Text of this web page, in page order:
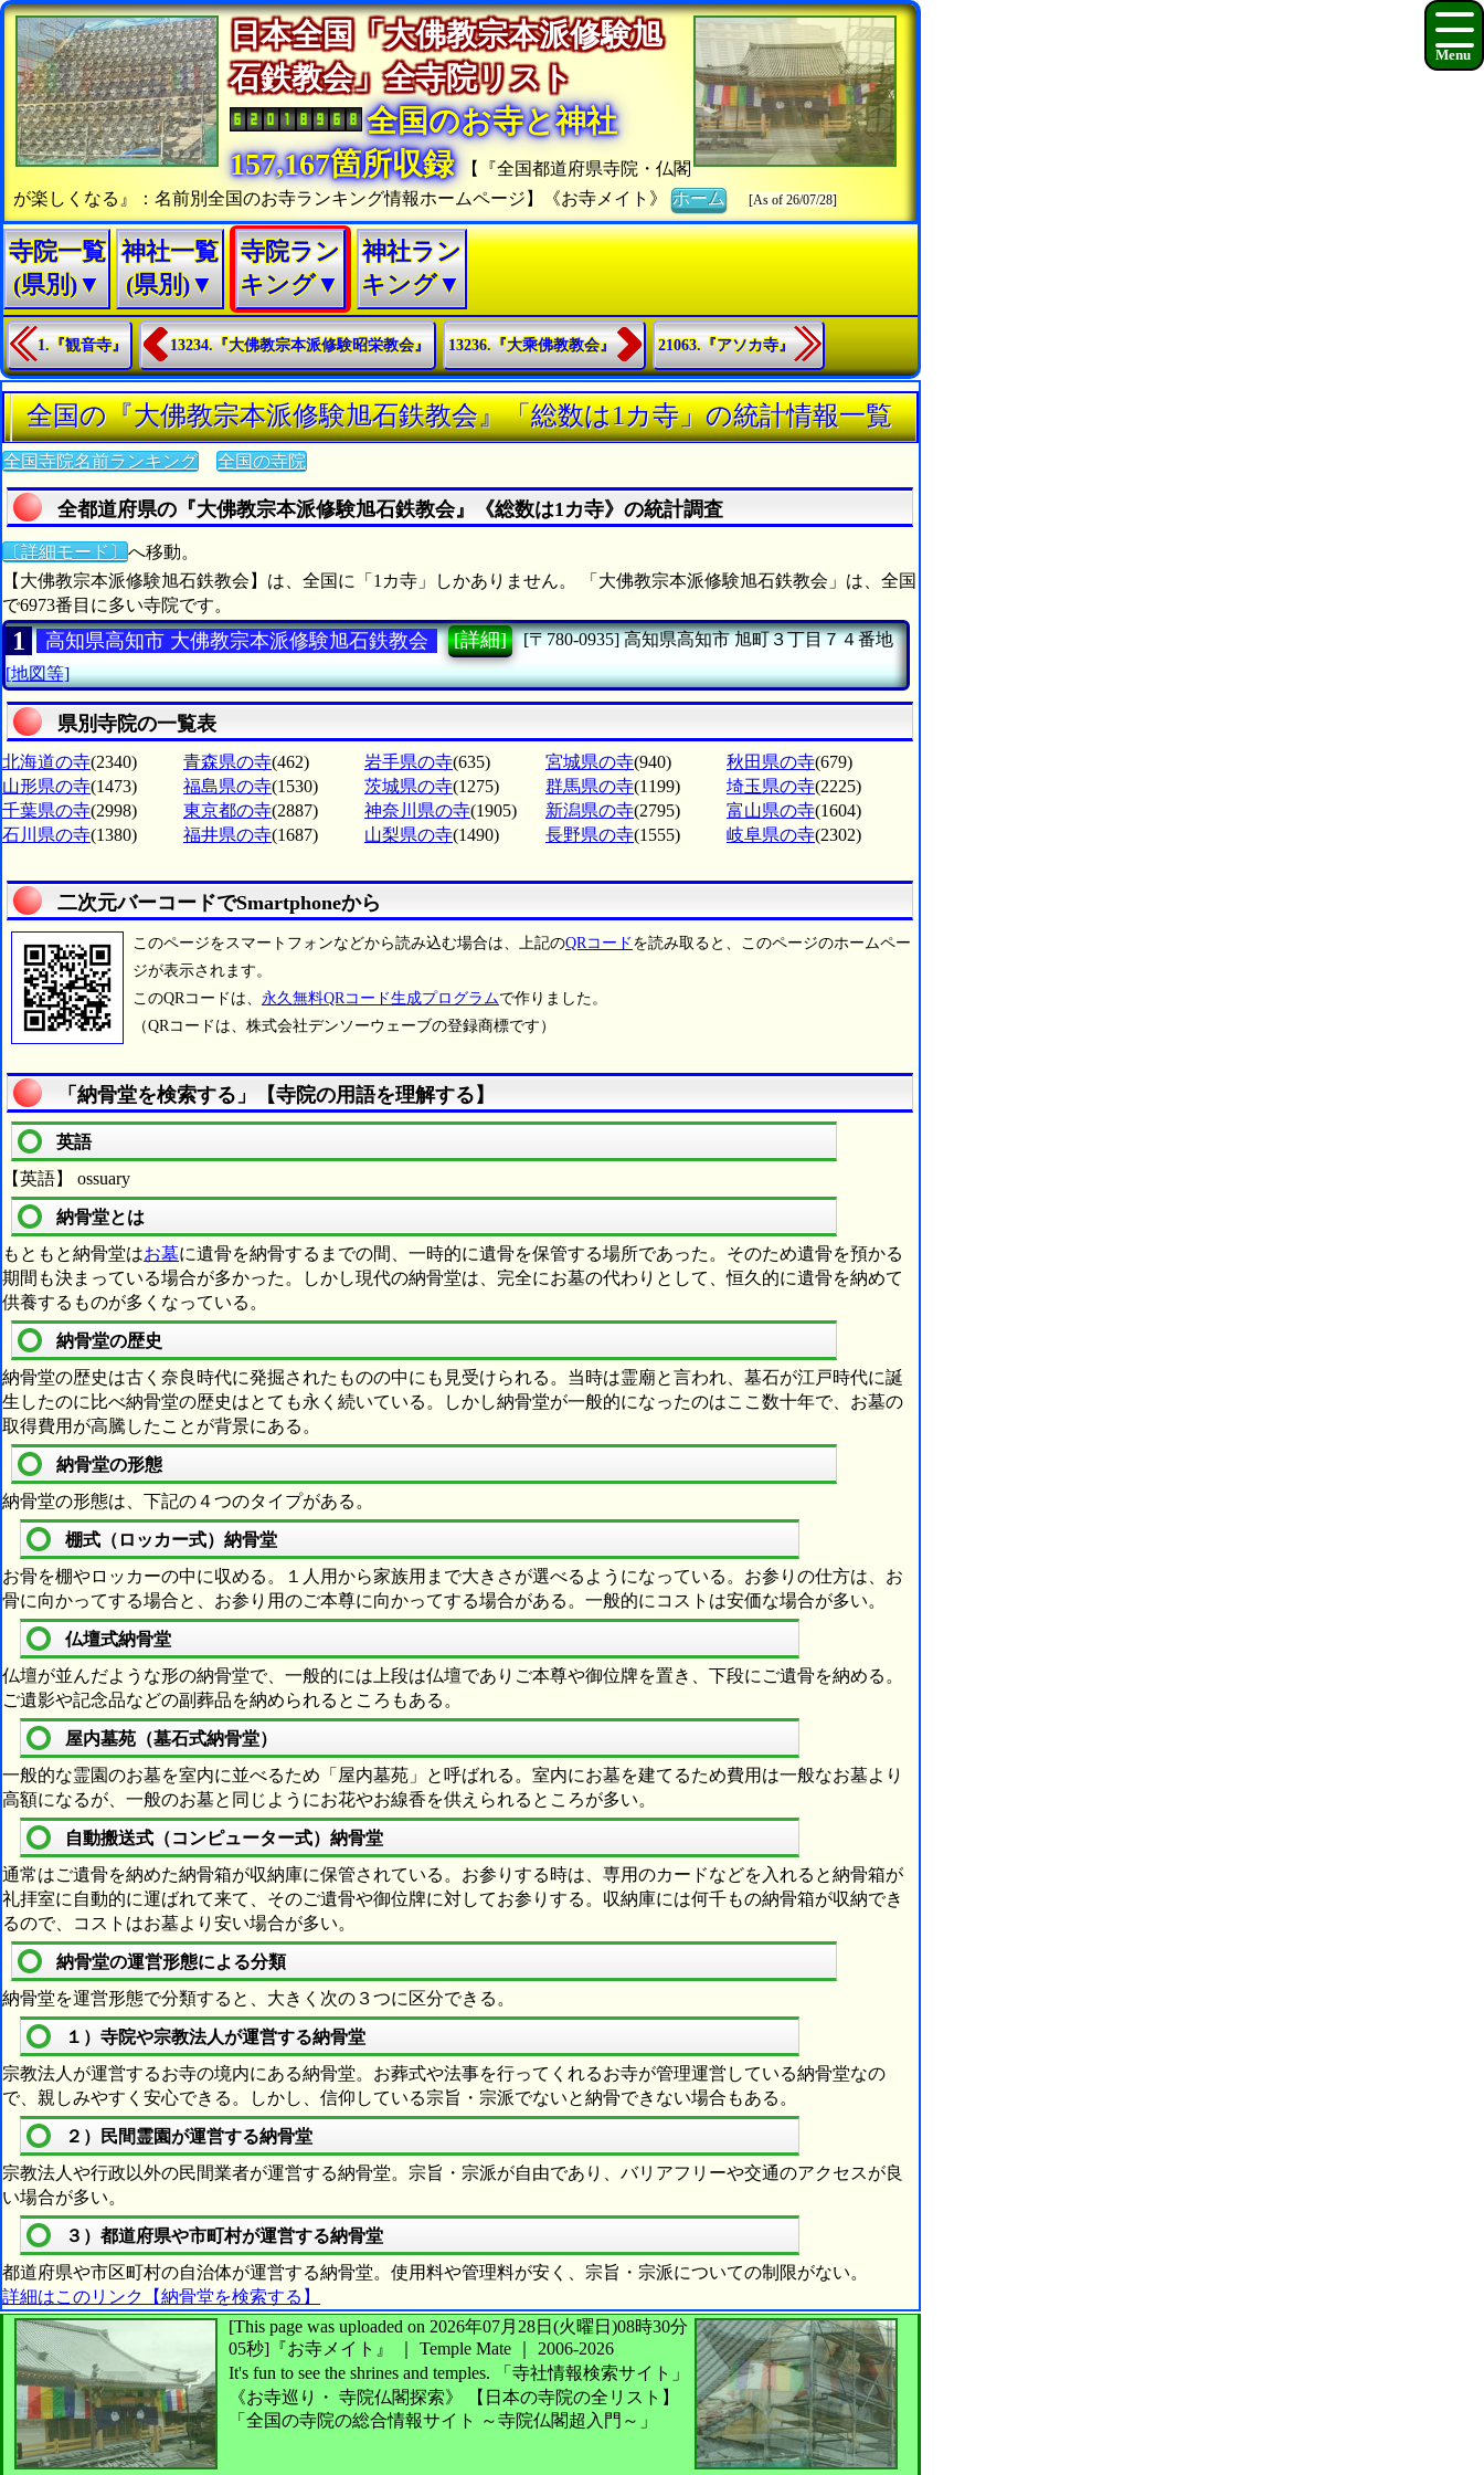
日本全国「大佛教宗本派修験旭
石鉄教会」全寺院リスト
全国のお寺と神社
157,167箇所収録
【『全国都道府県寺院・仏閣
が楽しくなる』：名前別全国のお寺ランキング情報ホームページ】《お寺メイト》ホーム [As of 26/07/28]
寺院一覧
(県別)▼
神社一覧
(県別)▼
寺院ラン
キング▼
神社ラン
キング▼
1.『観音寺』 13234.『大佛教宗本派修験昭栄教会』 13236.『大乘佛教教会』 21063.『アソカ寺』
全国の『大佛教宗本派修験旭石鉄教会』「総数は1カ寺」の統計情報一覧
全国寺院名前ランキング 全国の寺院
全都道府県の『大佛教宗本派修験旭石鉄教会』《総数は1カ寺》の統計調査
〔詳細モード〕 へ移動。
【大佛教宗本派修験旭石鉄教会】は、全国に「1カ寺」しかありません。 「大佛教宗本派修験旭石鉄教会」は、全国
で6973番目に多い寺院です。
1 高知県高知市 大佛教宗本派修験旭石鉄教会 [詳細] [〒780-0935] 高知県高知市旭町３丁目７４番地
[地図等]
県別寺院の一覧表
北海道の寺(2340) 青森県の寺(462) 岩手県の寺(635) 宮城県の寺(940) 秋田県の寺(679)
山形県の寺(1473) 福島県の寺(1530) 茨城県の寺(1275) 群馬県の寺(1199) 埼玉県の寺(2225)
千葉県の寺(2998) 東京都の寺(2887) 神奈川県の寺(1905) 新潟県の寺(2795) 富山県の寺(1604)
石川県の寺(1380) 福井県の寺(1687) 山梨県の寺(1490) 長野県の寺(1555) 岐阜県の寺(2302)
二次元バーコードでSmartphoneから
このページをスマートフォンなどから読み込む場合は、上記のQRコード を読み取ると、このページのホームペー
ジが表示されます。
このQRコードは、 永久無料QRコード生成プログラムで作りました。
（QRコードは、株式会社デンソーウェーブの登録商標です）
「納骨堂を検索する」【寺院の用語を理解する】
英語
【英語】 ossuary
納骨堂とは
もともと納骨堂はお墓に遺骨を納骨するまでの間、一時的に遺骨を保管する場所であった。そのため遺骨を預かる
期間も決まっている場合が多かった。しかし現代の納骨堂は、完全にお墓の代わりとして、恒久的に遺骨を納めて
供養するものが多くなっている。
納骨堂の歴史
納骨堂の歴史は古く奈良時代に発掘されたものの中にも見受けられる。当時は霊廟と言われ、墓石が江戸時代に誕
生したのに比べ納骨堂の歴史はとても永く続いている。しかし納骨堂が一般的になったのはここ数十年で、お墓の
取得費用が高騰したことが背景にある。
納骨堂の形態
納骨堂の形態は、下記の４つのタイプがある。
棚式（ロッカー式）納骨堂
お骨を棚やロッカーの中に収める。１人用から家族用まで大きさが選べるようになっている。お参りの仕方は、お
骨に向かってする場合と、お参り用のご本尊に向かってする場合がある。一般的にコストは安価な場合が多い。
仏壇式納骨堂
仏壇が並んだような形の納骨堂で、一般的には上段は仏壇でありご本尊や御位牌を置き、下段にご遺骨を納める。
ご遺影や記念品などの副葬品を納められるところもある。
屋内墓苑（墓石式納骨堂）
一般的な霊園のお墓を室内に並べるため「屋内墓苑」と呼ばれる。室内にお墓を建てるため費用は一般なお墓より
高額になるが、一般のお墓と同じようにお花やお線香を供えられるところが多い。
自動搬送式（コンピューター式）納骨堂
通常はご遺骨を納めた納骨箱が収納庫に保管されている。お参りする時は、専用のカードなどを入れると納骨箱が
礼拝室に自動的に運ばれて来て、そのご遺骨や御位牌に対してお参りする。収納庫には何千もの納骨箱が収納でき
るので、コストはお墓より安い場合が多い。
納骨堂の運営形態による分類
納骨堂を運営形態で分類すると、大きく次の３つに区分できる。
１）寺院や宗教法人が運営する納骨堂
宗教法人が運営するお寺の境内にある納骨堂。お葬式や法事を行ってくれるお寺が管理運営している納骨堂なの
で、親しみやすく安心できる。しかし、信仰している宗旨・宗派でないと納骨できない場合もある。
２）民間霊園が運営する納骨堂
宗教法人や行政以外の民間業者が運営する納骨堂。宗旨・宗派が自由であり、バリアフリーや交通のアクセスが良
い場合が多い。
３）都道府県や市町村が運営する納骨堂
都道府県や市区町村の自治体が運営する納骨堂。使用料や管理料が安く、宗旨・宗派についての制限がない。
詳細はこのリンク【納骨堂を検索する】
[This page was uploaded on 2026年07月28日(火曜日)08時30分
05秒] 『お寺メイト』 ｜ Temple Mate
2006-2026
It's fun to see the shrines and temples.
「寺社情報検索サイト」
《お寺巡り・ 寺院仏閣探索》
【日本の寺院の全リスト】
「全国の寺院の総合情報サイト ～寺院仏閣超入門～」